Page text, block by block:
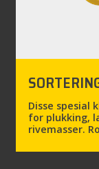
Disse spesial
for plukking,
rivemasser.